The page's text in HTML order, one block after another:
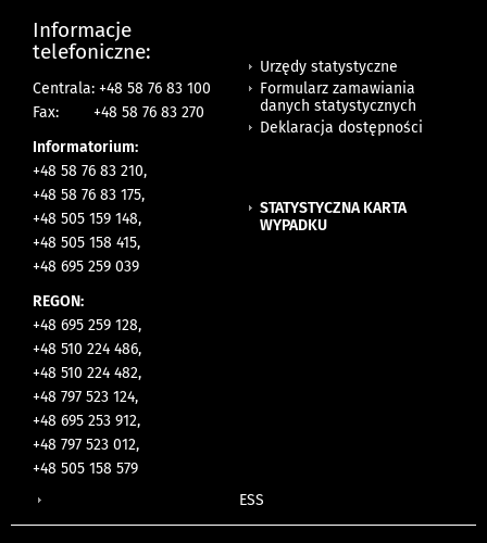
Informacje
telefoniczne:
Centrala: +48 58 76 83 100
Fax:
+48 58 76 83 270
Informatorium:
+48 58 76 83 210,
+48 58 76 83 175,
+48 505 159 148,
+48 505 158 415,
+48 695 259 039
REGON:
+48 695 259 128,
+48 510 224 486,
+48 510 224 482,
+48 797 523 124,
+48 695 253 912,
+48 797 523 012,
+48 505 158 579
Urzędy statystyczne
Formularz zamawiania
danych statystycznych
Deklaracja dostępności
STATYSTYCZNA KARTA
WYPADKU
ESS